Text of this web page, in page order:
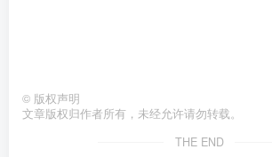
© 版权声明
文章版权归作者所有，未经允许请勿转载。
THE END